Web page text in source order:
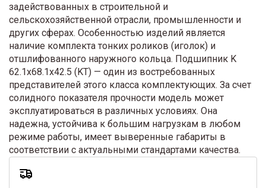
задействованных в строительной и
сельскохозяйственной отрасли, промышленности и
других сферах. Особенностью изделий является
наличие комплекта тонких роликов (иголок) и
отшлифованного наружного кольца. Подшипник K
62.1x68.1x42.5 (KT) — один из востребованных
представителей этого класса комплектующих. За счет
солидного показателя прочности модель может
эксплуатироваться в различных условиях. Она
надежна, устойчива к большим нагрузкам в любом
режиме работы, имеет выверенные габариты в
соответствии с актуальными стандартами качества.